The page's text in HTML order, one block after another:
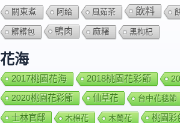
關東煮 阿給 風茹茶 飲料
髒髒包 鴨肉 麻糬 黑枸杞
花海
2017桃園花海 2018桃園花彩節
2020桃園花彩節
仙草花 台中花毯節
士林官邸 木棉花 木蘭花 桃園彩